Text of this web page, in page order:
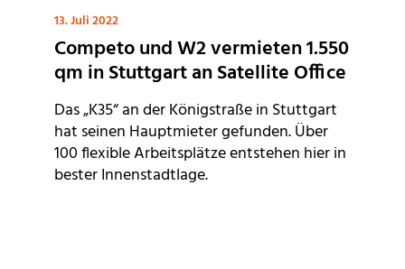
13. Juli 2022
Competo und W2 vermieten 1.550
qm in Stuttgart an Satellite Office
Das „K35“ an der Königstraße in Stuttgart
hat seinen Hauptmieter gefunden. Über
100 flexible Arbeitsplätze entstehen hier in
bester Innenstadtlage.